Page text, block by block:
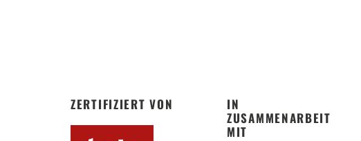
ZERTIFIZIERT VON
IN
ZUSAMMENARBEIT
MIT